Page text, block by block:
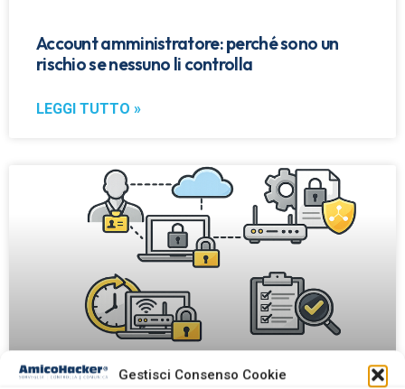
Gestisci Consenso Cookie
Account amministratore: perché sono un
rischio se nessuno li controlla
LEGGI TUTTO »